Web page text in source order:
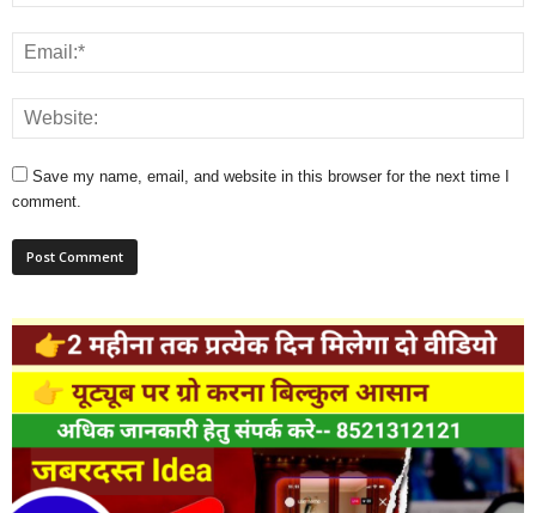
Save my name, email, and website in this browser for the next time I
comment.